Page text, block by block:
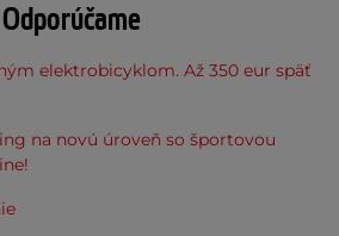
Odporúčame
elektrobicyklom. Až 350 eur späť
na novú úroveň so športovou